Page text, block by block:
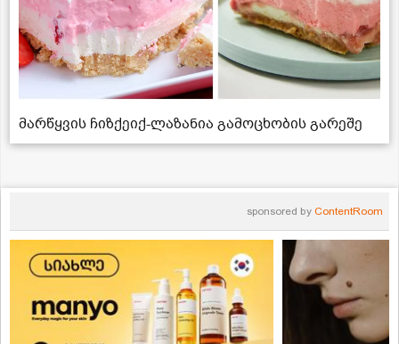
მარწყვის ჩიზქეიქ-ლაზანია გამოცხობის გარეშე
sponsored by ContentRoom